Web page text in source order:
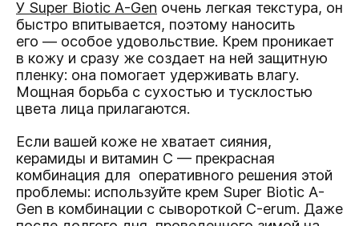
У Super Biotic A-Gen очень легкая текстура, он
быстро впитывается, поэтому наносить
его — особое удовольствие. Крем проникает
в кожу и сразу же создает на ней защитную
пленку: она помогает удерживать влагу.
Мощная борьба с сухостью и тусклостью
цвета лица прилагаются.
Если вашей коже не хватает сияния,
керамиды и витамин С — прекрасная
комбинация для оперативного решения этой
проблемы: используйте крем Super Biotic A-
Gen в комбинации с сывороткой С-erum. Даже